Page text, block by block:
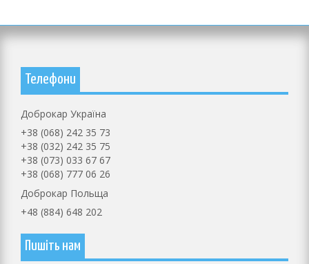
Телефони
Доброкар Україна
+38 (068) 242 35 73
+38 (032) 242 35 75
+38 (073) 033 67 67
+38 (068) 777 06 26
Доброкар Польща
+48 (884) 648 202
Пишіть нам